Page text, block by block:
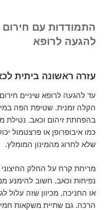
התמודדות עם
להגעה לרופא
עזרה ראשונה ביתית
עד להגעה לרופא שיניים
הקלה זמנית. שטיפת הפה במי
בהפחתת זיהום וכאב. נטילת
כמו איבופרופן או פרצטמול
שלא לחרוג מהמינון המומלץ.
מריחת קרח על החלק
נפיחות וכאב. חשוב להימנע
או החניכה, מכיוון שזה עלול
הרכה. גם שתיית משקאות